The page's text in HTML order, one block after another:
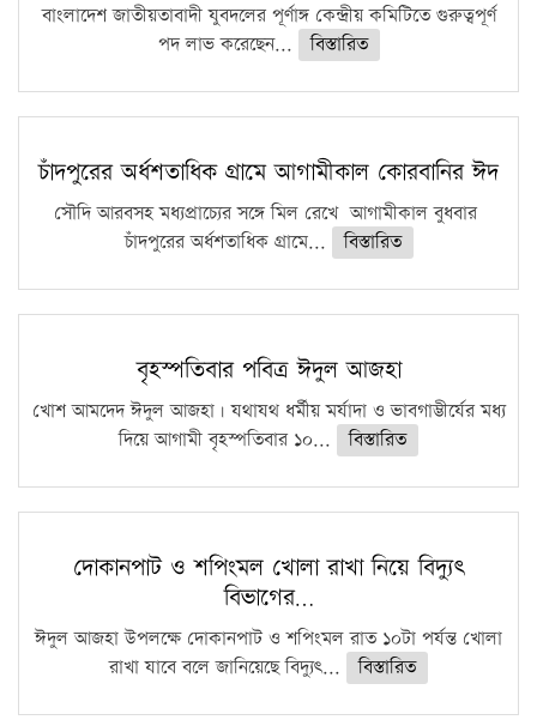
ফরিদগঞ্জে আগুনে পুড়লো ৬ ব্যবসা প্রতিষ্ঠান
বাংলাদেশ জাতীয়তাবাদী যুবদলের পূর্ণাঙ্গ কেন্দ্রীয় কমিটিতে গুরুত্বপূর্ণ
পদ লাভ করেছেন...
বিস্তারিত
চাঁদপুরের অর্ধশতাধিক গ্রামে আগামীকাল কোরবানির ঈদ
সৌদি আরবসহ মধ্যপ্রাচ্যের সঙ্গে মিল রেখে আগামীকাল বুধবার
চাঁদপুরের অর্ধশতাধিক গ্রামে...
বিস্তারিত
বৃহস্পতিবার পবিত্র ঈদুল আজহা
খোশ আমদেদ ঈদুল আজহা। যথাযথ ধর্মীয় মর্যাদা ও ভাবগাম্ভীর্যের মধ্য
দিয়ে আগামী বৃহস্পতিবার ১০...
বিস্তারিত
দোকানপাট ও শপিংমল খোলা রাখা নিয়ে বিদ্যুৎ
বিভাগের…
ঈদুল আজহা উপলক্ষে দোকানপাট ও শপিংমল রাত ১০টা পর্যন্ত খোলা
রাখা যাবে বলে জানিয়েছে বিদ্যুৎ...
বিস্তারিত